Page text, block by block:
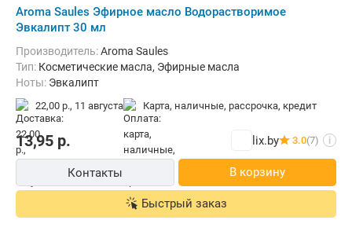
Aroma Saules Эфирное масло Водорастворимое
Эвкалипт 30 мл
Производитель:Aroma Saules
Тип: Косметические масла, Эфирные масла
Ноты: Эвкалипт
22,00 р., 11 августа карта, наличные, рассрочка, кредит
13,95 р. lix.by 3.0(7) i
Контакты В корзину
Быстрый заказ